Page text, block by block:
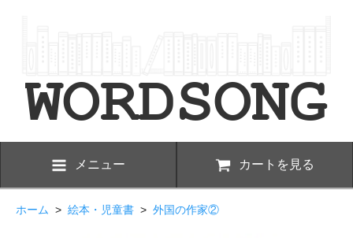
メニュー カートを見る
ホーム > 絵本・児童書 > 外国の作家②